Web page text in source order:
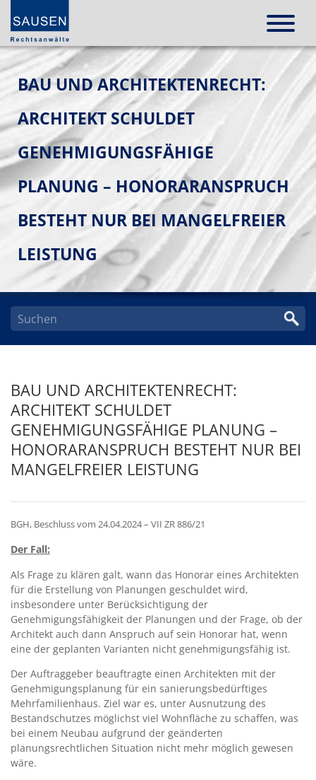
BAU UND ARCHITEKTENRECHT:
ARCHITEKT SCHULDET
GENEHMIGUNGSFÄHIGE
PLANUNG – HONORARANSPRUCH
BESTEHT NUR BEI MANGELFREIER
LEISTUNG
BAU UND ARCHITEKTENRECHT:
ARCHITEKT SCHULDET
GENEHMIGUNGSFÄHIGE PLANUNG –
HONORARANSPRUCH BESTEHT NUR BEI
MANGELFREIER LEISTUNG
BGH, Beschluss vom 24.04.2024 – VII ZR 886/21
Der Fall:
Als Frage zu klären galt, wann das Honorar eines Architekten
für die Erstellung von Planungen geschuldet wird,
insbesondere unter Berücksichtigung der
Genehmigungsfähigkeit der Planungen und der Frage, ob der
Architekt auch dann Anspruch auf sein Honorar hat, wenn
eine der geplanten Varianten nicht genehmigungsfähig ist.
Der Auftraggeber beauftragte einen Architekten mit der
Genehmigungsplanung für ein sanierungsbedürftiges
Mehrfamilienhaus. Ziel war es, unter Ausnutzung des
Bestandschutzes möglichst viel Wohnfläche zu schaffen, was
bei einem Neubau aufgrund der geänderten
planungsrechtlichen Situation nicht mehr möglich gewesen
wäre.